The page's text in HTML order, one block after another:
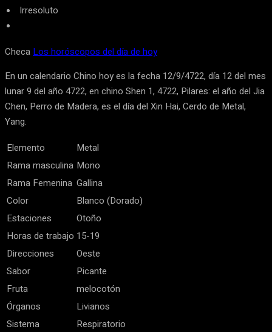
Irresoluto
Checa Los horóscopos del día de hoy
En un calendario Chino hoy es la fecha 12/9/4722, día 12 del mes
lunar 9 del año 4722, en chino Shen 1, 4722, Pilares: el año del Jia
Chen, Perro de Madera, es el día del Xin Hai, Cerdo de Metal,
Yang.
Elemento
Metal
Rama masculina Mono
Rama Femenina Gallina
Color
Blanco (Dorado)
Estaciones
Otoño
Horas de trabajo 15-19
Direcciones
Oeste
Sabor
Picante
Fruta
melocotón
Órganos
Livianos
Sistema
Respiratorio